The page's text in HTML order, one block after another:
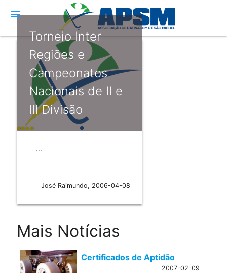
menu
Torneio Inter
Regiões e
Campeonatos
Nacionais de II e
III Divisão
...
José Raimundo, 2006-04-08
Mais Notícias
Certificados de Aptidão
2007-02-09